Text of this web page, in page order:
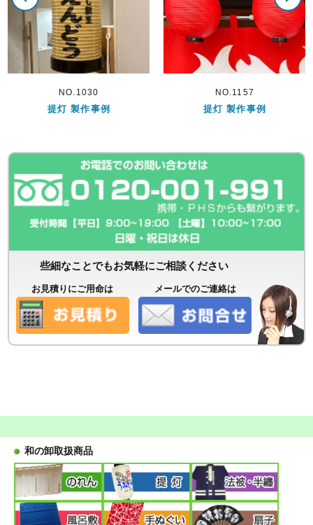
灯 製作事例 提灯 製作事例
些細なことでもお気軽にご相談ください
お見積りにご用命は メールでのご連絡は
和の卸取扱商品